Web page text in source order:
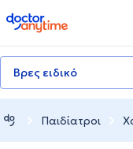
doctoranytime
Βρες ειδικό
Παιδίατροι